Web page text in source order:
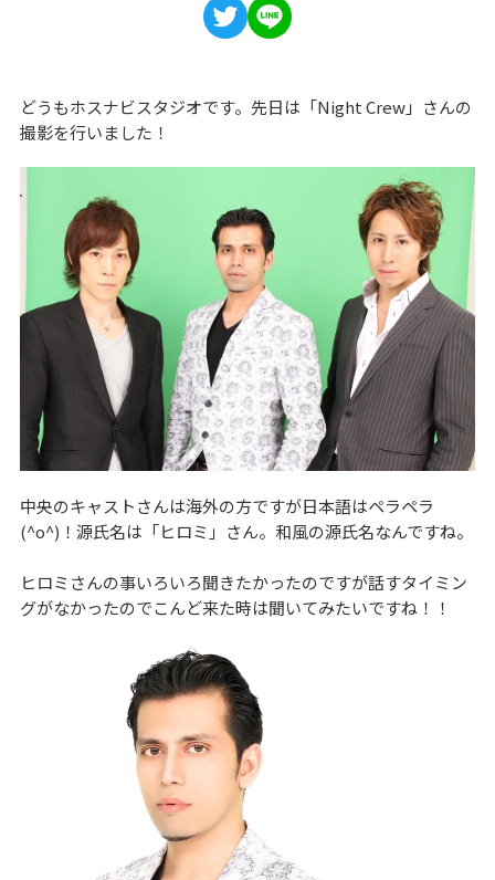
どうもホスナビスタジオです。先日は「Night Crew」さんの
撮影を行いました！
中央のキャストさんは海外の方ですが日本語はペラペラ
(^o^)！源氏名は「ヒロミ」さん。和風の源氏名なんですね。
ヒロミさんの事いろいろ聞きたかったのですが話すタイミン
グがなかったのでこんど来た時は聞いてみたいですね！！